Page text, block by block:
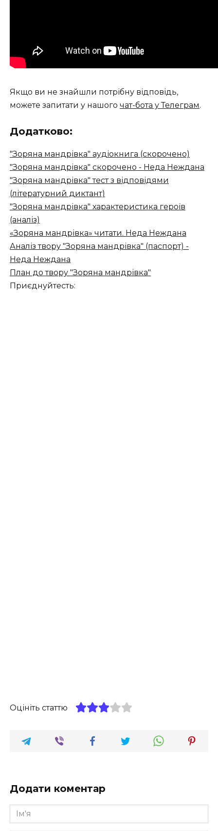
Якщо ви не знайшли потрібну відповідь,
можете запитати у нашого чат-бота у Телеграм.
Додатково:
"Зоряна мандрівка" аудіокнига (скорочено)
"Зоряна мандрівка" скорочено - Неда Неждана
"Зоряна мандрівка" тест з відповідями
(літературний диктант)
"Зоряна мандрівка" характеристика героїв
(аналіз)
«Зоряна мандрівка» читати. Неда Неждана
Аналіз твору "Зоряна мандрівка" (паспорт) -
Неда Неждана
План до твору "Зоряна мандрівка"
Приєднуйтесть:
Оцініть статтю
Додати коментар
Ім'я
*